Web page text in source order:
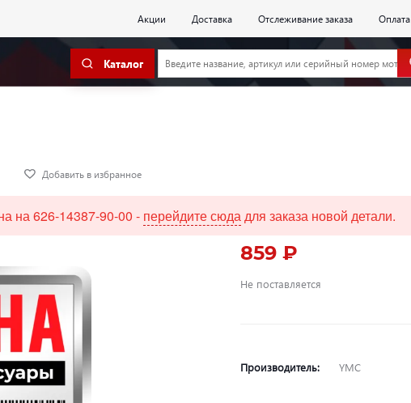
Акции Доставка Отслеживание заказа Оплата
Каталог
Добавить в избранное
на 626-14387-90-00 - перейдите сюдадля заказа новой детали.
859 ₽
Не поставляется
Производитель: YMC